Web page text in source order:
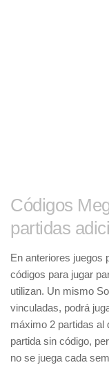
Códigos
partidas
En anteriores juegos
códigos para jugar
utilizan. Un mismo
vinculadas, podrá
máximo 2 partidas al
partida sin código,
no se juega cada